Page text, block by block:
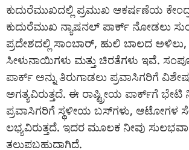
ಕುದುರೆಮುಖದಲ್ಲಿ ಪ್ರಮುಖ ಆಕರ್ಷಣೆಯ
ಕುದುರೆಮುಖ ನ್ಯಾಷನಲ್ ಪಾರ್ಕ್‌ ನೋಡಲು
ಪ್ರದೇಶದಲ್ಲಿ ಸಾಂಬಾರ್, ಹುಲಿ ಬಾಲದ
ಸೀಳುನಾಯಿಗಳು ಮತ್ತು ಚಿರತೆಗಳು ಇವೆ.
ಪಾರ್ಕ್‌ ಅನ್ನು ತಿರುಗಾಡಲು ಪ್ರವಾಸಿಗರಿಗೆ
ಅಗತ್ಯವಿರುತ್ತದೆ. ಈ ರಾಷ್ಟ್ರೀಯ ಪಾರ್ಕ್‌ಗೆ ಭೇಟಿ
ಪ್ರವಾಸಿಗರಿಗೆ ಸ್ಥಳೀಯ ಬಸ್‌ಗಳು, ಆಟೋಗಳ
ಲಭ್ಯವಿರುತ್ತದೆ. ಇದರ ಮೂಲಕ ನೀವು
ತಲುಪಬಹುದಾಗಿದೆ.